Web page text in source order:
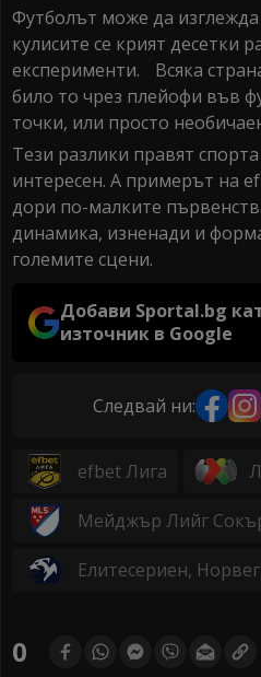
Футболът може да изглежда
кулисите се крият десетки
експерименти. Всяка
било то чрез плейофи във
точки, или просто
Тези разлики правят
интересен. А примерът на
дори по-малките
динамика, изненади и
големите сцени.
Добави Sportal.bg
източник в Google
Следвай ни:
efbet Лига
Мейджър Лийг
Елитесериен,
0